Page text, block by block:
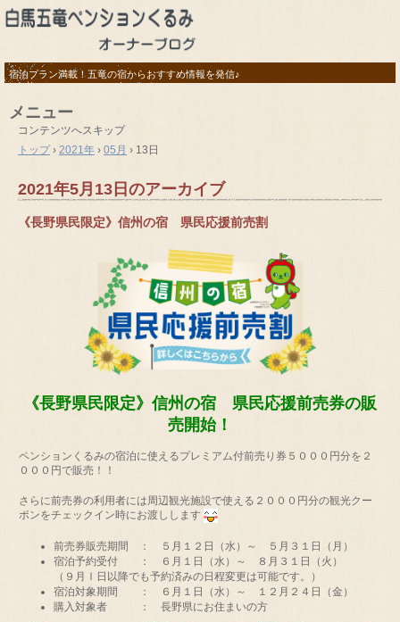
宿泊プラン満載！五竜の宿からおすすめ情報を発信♪
メニュー
コンテンツへスキップ
トップ › 2021年 › 05月 › 13日
2021年5月13日 のアーカイブ
《長野県民限定》信州の宿 県民応援前売割
《長野県民限定》信州の宿 県民応援前売券の販
売開始！
ペンションくるみの宿泊に使えるプレミアム付前売り券５０００円分を２
０００円で販売！！
さらに前売券の利用者には周辺観光施設で使える２０００円分の観光クー
ポンをチェックイン時にお渡しします
前売券販売期間 ： ５月１２日（水）～ ５月３１日（月）
宿泊予約受付 ： ６月１日（水）～ ８月３１日（火）
（９月Ⅰ日以降でも予約済みの日程変更は可能です。）
宿泊対象期間 ： ６月１日（水）～ １２月２４日（金）
購入対象者 ： 長野県にお住まいの方